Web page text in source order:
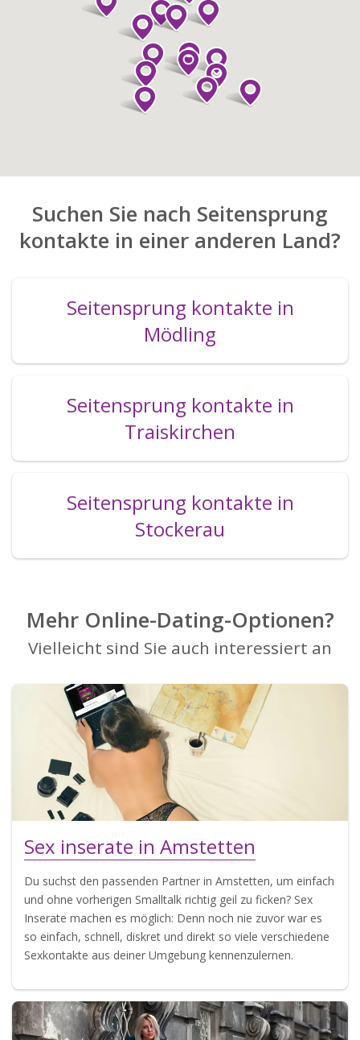
Suchen Sie nach Seitensprung
kontakte in einer anderen Land?
Seitensprung kontakte in
Mödling
Seitensprung kontakte in
Traiskirchen
Seitensprung kontakte in
Stockerau
Mehr Online-Dating-Optionen?
Vielleicht sind Sie auch interessiert an
Sex inserate in Amstetten
Du suchst den passenden Partner in Amstetten, um einfach
und ohne vorherigen Smalltalk richtig geil zu ficken? Sex
Inserate machen es möglich: Denn noch nie zuvor war es
so einfach, schnell, diskret und direkt so viele verschiedene
Sexkontakte aus deiner Umgebung kennenzulernen.